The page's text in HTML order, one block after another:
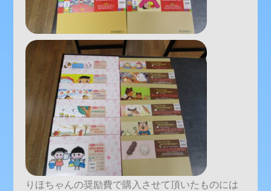
りほちゃんの奨励費で購入させて頂いたものには